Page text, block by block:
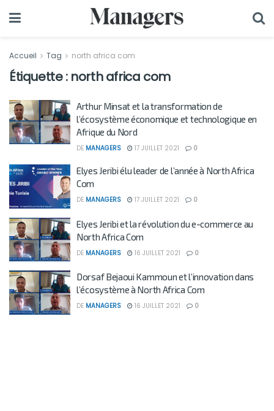
Accueil Tag north africa com
Étiquette : north africa com
Arthur Minsat et la transformation de
l’écosystème économique et technologique en
Afrique du Nord
DE MANAGERS 17 JUILLET 2021 0
Elyes Jeribi élu leader de l’année à North Africa
Com
DE MANAGERS 17 JUILLET 2021 0
Elyes Jeribi et la révolution du e-commerce au
North Africa Com
DE MANAGERS 16 JUILLET 2021 0
Dorsaf Bejaoui Kammoun et l’innovation dans
l’écosystème à North Africa Com
DE MANAGERS 16 JUILLET 2021 0